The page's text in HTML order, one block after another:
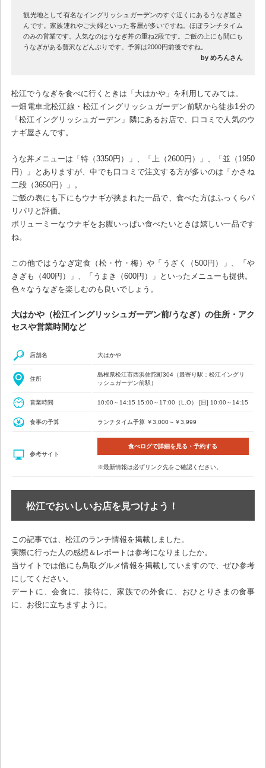
観光地として有名なイングリッシュガーデンのすぐ近くにあるうなぎ屋さ
んです。家族連れやご夫婦といった客層が多いですね。ほぼランチタイム
のみの営業です。人気なのはうなぎ丼の重ね2段です。ご飯の上にも間にも
うなぎがある贅沢などんぶりです。予算は2000円前後ですね。
by めろんさん
松江でうなぎを食べに行くときは「大はかや」を利用してみては。
一畑電車北松江線・松江イングリッシュガーデン前駅から徒歩1分の
「松江イングリッシュガーデン」隣にあるお店で、口コミで人気のウ
ナギ屋さんです。
うな丼メニューは「特（3350円）」、「上（2600円）」、「並（1950
円）」とありますが、中でも口コミで注文する方が多いのは「かさね
二段（3650円）」。
ご飯の表にも下にもウナギが挟まれた一品で、食べた方はふっくらパ
リパリと評価。
ボリューミーなウナギをお腹いっぱい食べたいときは嬉しい一品です
ね。
この他ではうなぎ定食（松・竹・梅）や「うざく（500円）」、「や
きぎも（400円）」、「うまき（600円）」といったメニューも提供。
色々なうなぎを楽しむのも良いでしょう。
大はかや（松江イングリッシュガーデン前/うなぎ）の住所・アク
セスや営業時間など
店舗名 大はかや
住所
島根県松江市西浜佐陀町304（最寄り駅：松江イングリ
ッシュガーデン前駅）
営業時間 10:00～14:15 15:00～17:00（L.O） [日] 10:00～14:15
食事の予算 ランチタイム予算 ￥3,000～￥3,999
参考サイト
食べログで詳細を見る・予約する
※最新情報は必ずリンク先をご確認ください。
松江でおいしいお店を見つけよう！
この記事では、松江のランチ情報を掲載しました。
実際に行った人の感想＆レポートは参考になりましたか。
当サイトでは他にも鳥取グルメ情報を掲載していますので、ぜひ参考
にしてください。
デートに、会食に、接待に、家族での外食に、おひとりさまの食事
に、お役に立ちますように。